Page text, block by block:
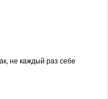
не каждый раз себе